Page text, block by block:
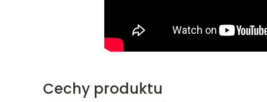
Cechy produktu